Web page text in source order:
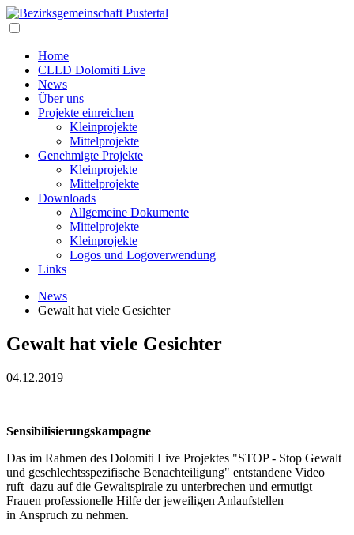
Home
CLLD Dolomiti Live
News
Über uns
Projekte einreichen
Kleinprojekte
Mittelprojekte
Genehmigte Projekte
Kleinprojekte
Mittelprojekte
Downloads
Allgemeine Dokumente
Mittelprojekte
Kleinprojekte
Logos und Logoverwendung
Links
News
Gewalt hat viele Gesichter
Gewalt hat viele Gesichter
04.12.2019
Sensibilisierungskampagne
Das im Rahmen des Dolomiti Live Projektes "STOP - Stop Gewalt
und geschlechtsspezifische Benachteiligung" entstandene Video
ruft dazu auf die Gewaltspirale zu unterbrechen und ermutigt
Frauen professionelle Hilfe der jeweiligen Anlaufstellen
in Anspruch zu nehmen.